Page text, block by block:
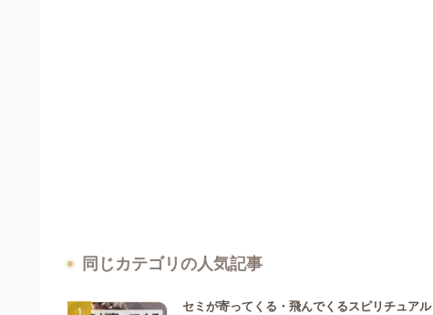
同じカテゴリの人気記事
セミが寄ってくる・飛んでくるスピリチュア